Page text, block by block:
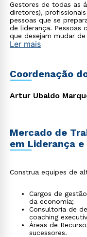
Gestores de todas as
diretores),
pessoas que se
de liderança. Pessoas
que desejam mudar
Ler mais
Coordenação
Artur Ubaldo
Mercado de
em Liderança e
Construa equipes de
Cargos de
da economia;
Consultoria de
coaching
Áreas de
sucessores.